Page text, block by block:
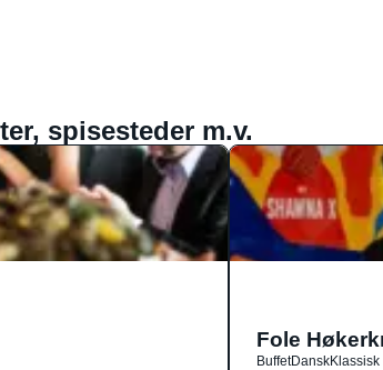
spisesteder m.v.
Fole
BuffetDanskKlassisk